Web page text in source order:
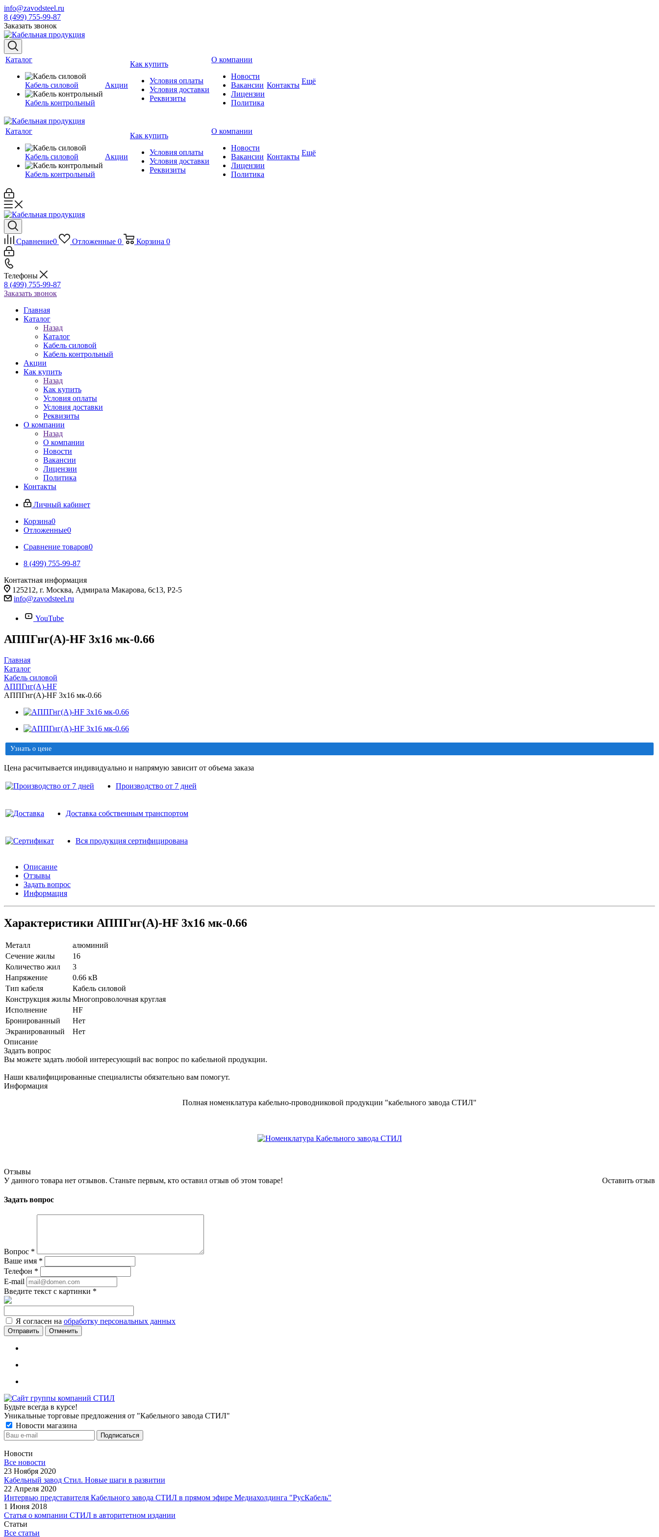
info@zavodsteel.ru
8 (499) 755-99-87
Заказать звонок
Каталог
Кабель силовой
Кабель контрольный
Акции
Как купить
Условия оплаты
Условия доставки
Реквизиты
О компании
Новости
Вакансии
Лицензии
Политика
Контакты Ещё
Каталог
Кабель силовой
Кабель контрольный
Акции
Как купить
Условия оплаты
Условия доставки
Реквизиты
О компании
Новости
Вакансии
Лицензии
Политика
Контакты Ещё
Сравнение0 Отложенные 0 Корзина 0
Телефоны
8 (499) 755-99-87
Заказать звонок
Главная
Каталог
Назад
Каталог
Кабель силовой
Кабель контрольный
Акции
Как купить
Назад
Как купить
Условия оплаты
Условия доставки
Реквизиты
О компании
Назад
О компании
Новости
Вакансии
Лицензии
Политика
Контакты
Личный кабинет
Корзина0
Отложенные0
Сравнение товаров0
8 (499) 755-99-87
Контактная информация
125212, г. Москва, Адмирала Макарова, 6с13, Р2-5
info@zavodsteel.ru
YouTube
АППГнг(A)-HF 3х16 мк-0.66
Главная
Каталог
Кабель силовой
АППГнг(A)-HF
АППГнг(A)-HF 3х16 мк-0.66
Узнать о цене
Цена расчитывается индивидуально и напрямую зависит от объема заказа
Производство от 7 дней
Доставка собственным транспортом
Вся продукция сертифицирована
Описание
Отзывы
Задать вопрос
Информация
Характеристики АППГнг(A)-HF 3х16 мк-0.66
Металл
алюминий
Сечение жилы
16
Количество жил
3
Напряжение
0.66 кВ
Тип кабеля
Кабель силовой
Конструкция жилы Многопроволочная круглая
Исполнение
HF
Бронированный
Нет
Экранированный
Нет
Описание
Задать вопрос
Вы можете задать любой интересующий вас вопрос по кабельной продукции.
Наши квалифицированные специалисты обязательно вам помогут.
Информация
Полная номенклатура кабельно-проводниковой продукции "кабельного завода СТИЛ"
Отзывы
Оставить отзыв
У данного товара нет отзывов. Станьте первым, кто оставил отзыв об этом товаре!
Задать вопрос
Вопрос *
Ваше имя *
Телефон *
E-mail
Введите текст с картинки *
Я согласен на обработку персональных данных
Отменить
Будьте всегда в курсе!
Уникальные торговые предложения от "Кабельного завода СТИЛ"
Новости магазина
Новости
Все новости
23 Ноября 2020
Кабельный завод Стил. Новые шаги в развитии
22 Апреля 2020
Интервью представителя Кабельного завода СТИЛ в прямом эфире Медиахолдинга "РусКабель"
1 Июня 2018
Статья о компании СТИЛ в авторитетном издании
Статьи
Все статьи